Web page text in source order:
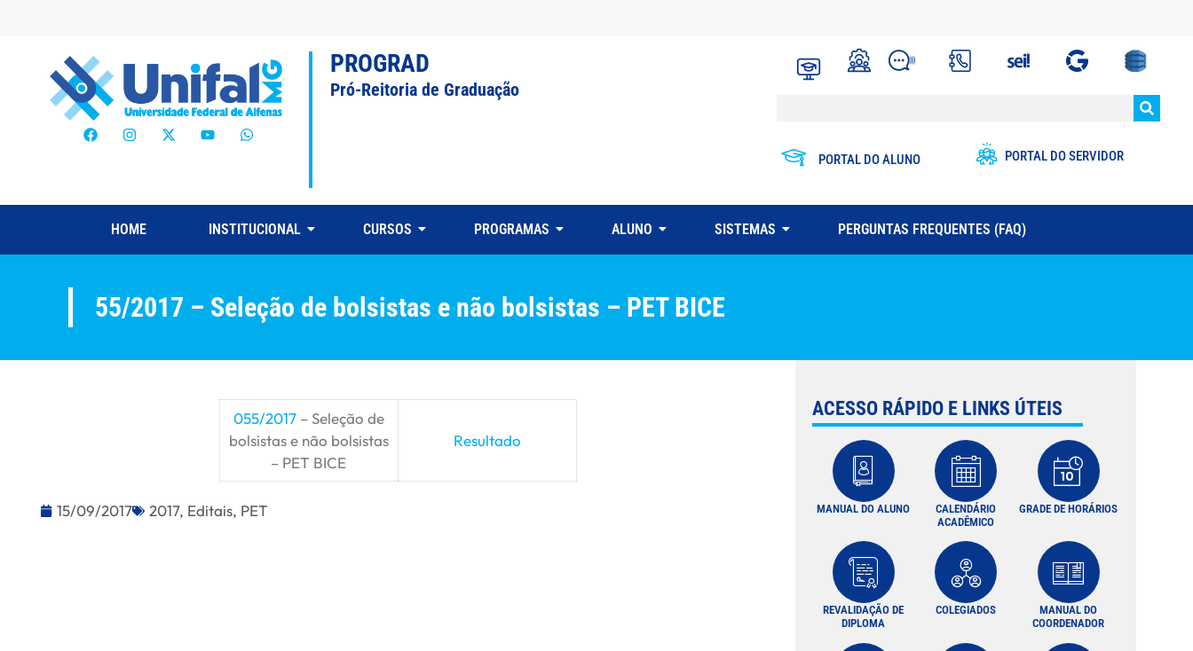
PROGRAD
Pró-Reitoria de Graduação
PORTAL DO ALUNO PORTAL DO SERVIDOR
HOME INSTITUCIONAL CURSOS PROGRAMAS ALUNO SISTEMAS PERGUNTAS FREQUENTES (FAQ)
55/2017 – Seleção de bolsistas e não bolsistas – PET BICE
055/2017– Seleção de
bolsistas e não bolsistas
– PET BICE
Resultado
15/09/2017 2017, Editais, PET
ACESSO RÁPIDO E LINKS ÚTEIS
MANUAL DO ALUNO
CALENDÁRIO
ACADÊMICO
GRADE DE HORÁRIOS
REVALIDAÇÃO DE
DIPLOMA
COLEGIADOS
MANUAL DO
COORDENADOR